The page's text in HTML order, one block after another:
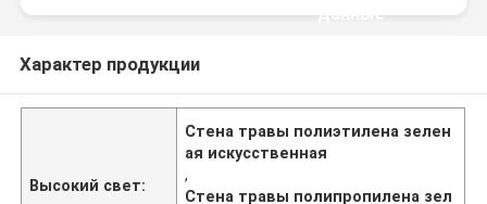
данные
Характер продукции
Высокий свет:
Стена травы полиэтилена зелен
ая искусственная
,
Стена травы полипропилена зел